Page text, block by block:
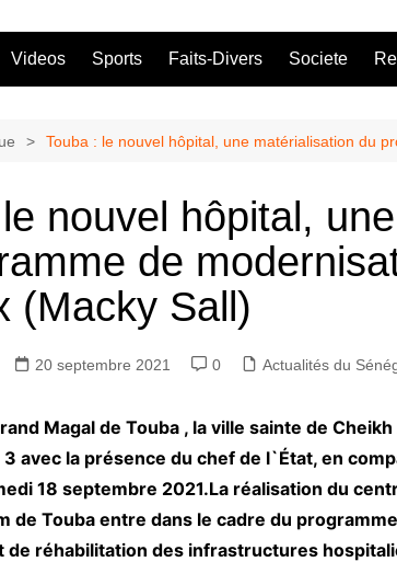
Videos Sports Faits-Divers Societe
Touba : le nouvel hôpital, une matérialisation du
nouvel hôpital,
de
(Macky Sall)
20 septembre 2021 0 Actualités du
Magal de Touba , la ville sainte de
avec la présence du chef de l`État, en
18 septembre 2021.La réalisation du
de Touba entre dans le cadre du
réhabilitation des infrastructures